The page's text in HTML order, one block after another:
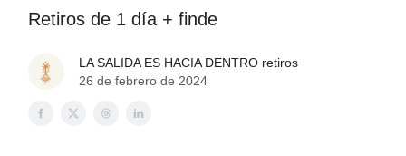
Retiros de 1 día + finde
LA SALIDA ES HACIA DENTRO retiros
26 de febrero de 2024